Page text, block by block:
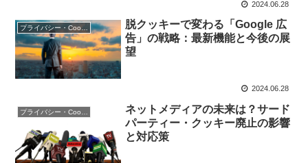
2024.06.28
プライバシー・Cookie規制
脱クッキーで変わる「Google 広
告」の戦略：最新機能と今後の展
望
2024.06.28
プライバシー・Cookie規制
ネットメディアの未来は？サード
パーティー・クッキー廃止の影響
と対応策